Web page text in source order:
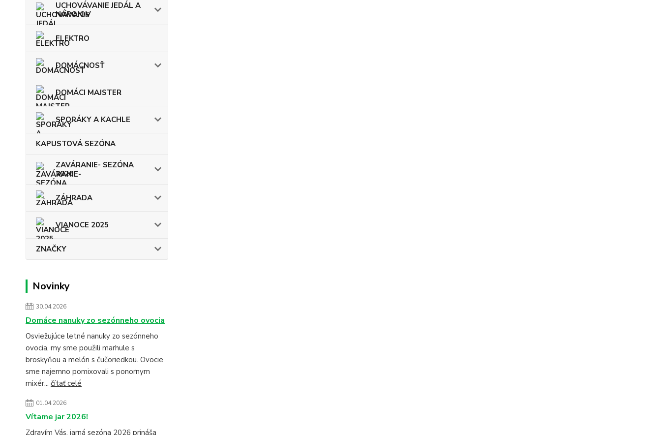
UCHOVÁVANIE JEDÁL A
NÁPOJOV
ELEKTRO
DOMÁCNOSŤ
DOMÁCI MAJSTER
SPORÁKY A KACHLE
KAPUSTOVÁ SEZÓNA
ZAVÁRANIE- SEZÓNA
2026
ZÁHRADA
VIANOCE 2025
ZNAČKY
Novinky
30.04.2026
Domáce nanuky zo sezónneho ovocia
Osviežujúce letné nanuky zo sezónneho
ovocia, my sme použili marhule s
broskyňou a melón s čučoriedkou. Ovocie
sme najemno pomixovali s ponornym
mixér... čítať celé
01.04.2026
Vítame jar 2026!
Zdravím Vás, jarná sezóna 2026 prináša